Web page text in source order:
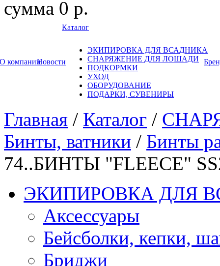
сумма 0 р.
О компанииНовости
Каталог
ЭКИПИРОВКА ДЛЯ ВСАДНИКА
СНАРЯЖЕНИЕ ДЛЯ ЛОШАДИ
ПОДКОРМКИ
УХОД
ОБОРУДОВАНИЕ
ПОДАРКИ, СУВЕНИРЫ
Главная / Каталог /
Бинты, ватники / Бинты
74..БИНТЫ "FLEECE"
ЭКИПИРОВКА ДЛЯ
Аксессуары
Бейсболки, кепки,
Бриджи